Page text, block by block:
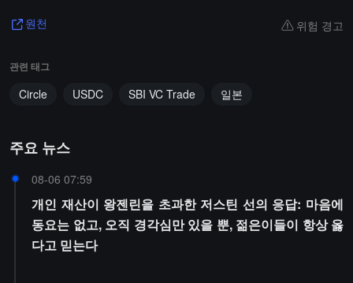
원천 위험 경고
관련 태그
Circle USDC SBI VC Trade 일본
주요 뉴스
08-06 07:59
개인 재산이 왕젠린을 초과한 저스틴 선의 응답: 마음에
동요는 없고, 오직 경각심만 있을 뿐, 젊은이들이 항상 옳
다고 믿는다